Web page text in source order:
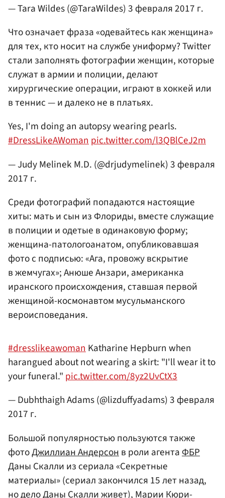
— Tara Wildes (@TaraWildes)3 февраля 2017 г.
Что означает фраза «одевайтесь как женщина»
для тех, кто носит на службе униформу? Twitter
стали заполнять фотографии женщин, которые
служат в армии и полиции, делают
хирургические операции, играют в хоккей или
в теннис — и далеко не в платьях.
Yes, I'm doing an autopsy wearing pearls.
#DressLikeAWomanpic.twitter.com/l3QBlCeJ2m
— Judy Melinek M.D. (@drjudymelinek)3 февраля
2017 г.
Среди фотографий попадаются настоящие
хиты: мать и сын из Флориды, вместе служащие
в полиции и одетые в одинаковую форму;
женщина-патологоанатом, опубликовавшая
фото с подписью: «Ага, провожу вскрытие
в жемчугах»; Анюше Анзари, американка
иранского происхождения, ставшая первой
женщиной-космонавтом мусульманского
вероисповедания.
#dresslikeawomanKatharine Hepburn when
harangued about not wearing a skirt: "I'll wear it to
your funeral." pic.twitter.com/8yz2UvCtX3
— Dubhthaigh Adams (@lizduffyadams)3 февраля
2017 г.
Большой популярностью пользуются также
фотоДжиллиан Андерсон в роли агента ФБР
Даны Скалли из сериала «Секретные
материалы» (сериал закончился 15 лет назад,
но дело Даны Скалли живет), Марии Кюри-